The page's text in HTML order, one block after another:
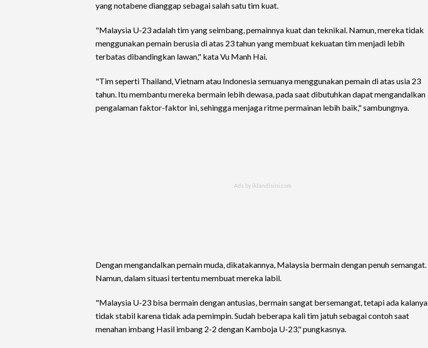
yang notabene dianggap sebagai salah satu tim kuat.
"Malaysia U-23 adalah tim yang seimbang, pemainnya kuat dan teknikal. Namun, mereka tidak
menggunakan pemain berusia di atas 23 tahun yang membuat kekuatan tim menjadi lebih
terbatas dibandingkan lawan," kata Vu Manh Hai.
"Tim seperti Thailand, Vietnam atau Indonesia semuanya menggunakan pemain di atas usia 23
tahun. Itu membantu mereka bermain lebih dewasa, pada saat dibutuhkan dapat mengandalkan
pengalaman faktor-faktor ini, sehingga menjaga ritme permainan lebih baik," sambungnya.
Dengan mengandalkan pemain muda, dikatakannya, Malaysia bermain dengan penuh semangat.
Namun, dalam situasi tertentu membuat mereka labil.
"Malaysia U-23 bisa bermain dengan antusias, bermain sangat bersemangat, tetapi ada kalanya
tidak stabil karena tidak ada pemimpin. Sudah beberapa kali tim jatuh sebagai contoh saat
menahan imbang Hasil imbang 2-2 dengan Kamboja U-23," pungkasnya.